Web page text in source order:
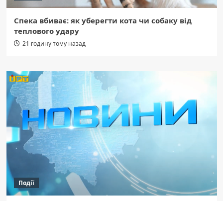
Спека вбиває: як уберегти кота чи собаку від
теплового удару
21 годину тому назад
Події